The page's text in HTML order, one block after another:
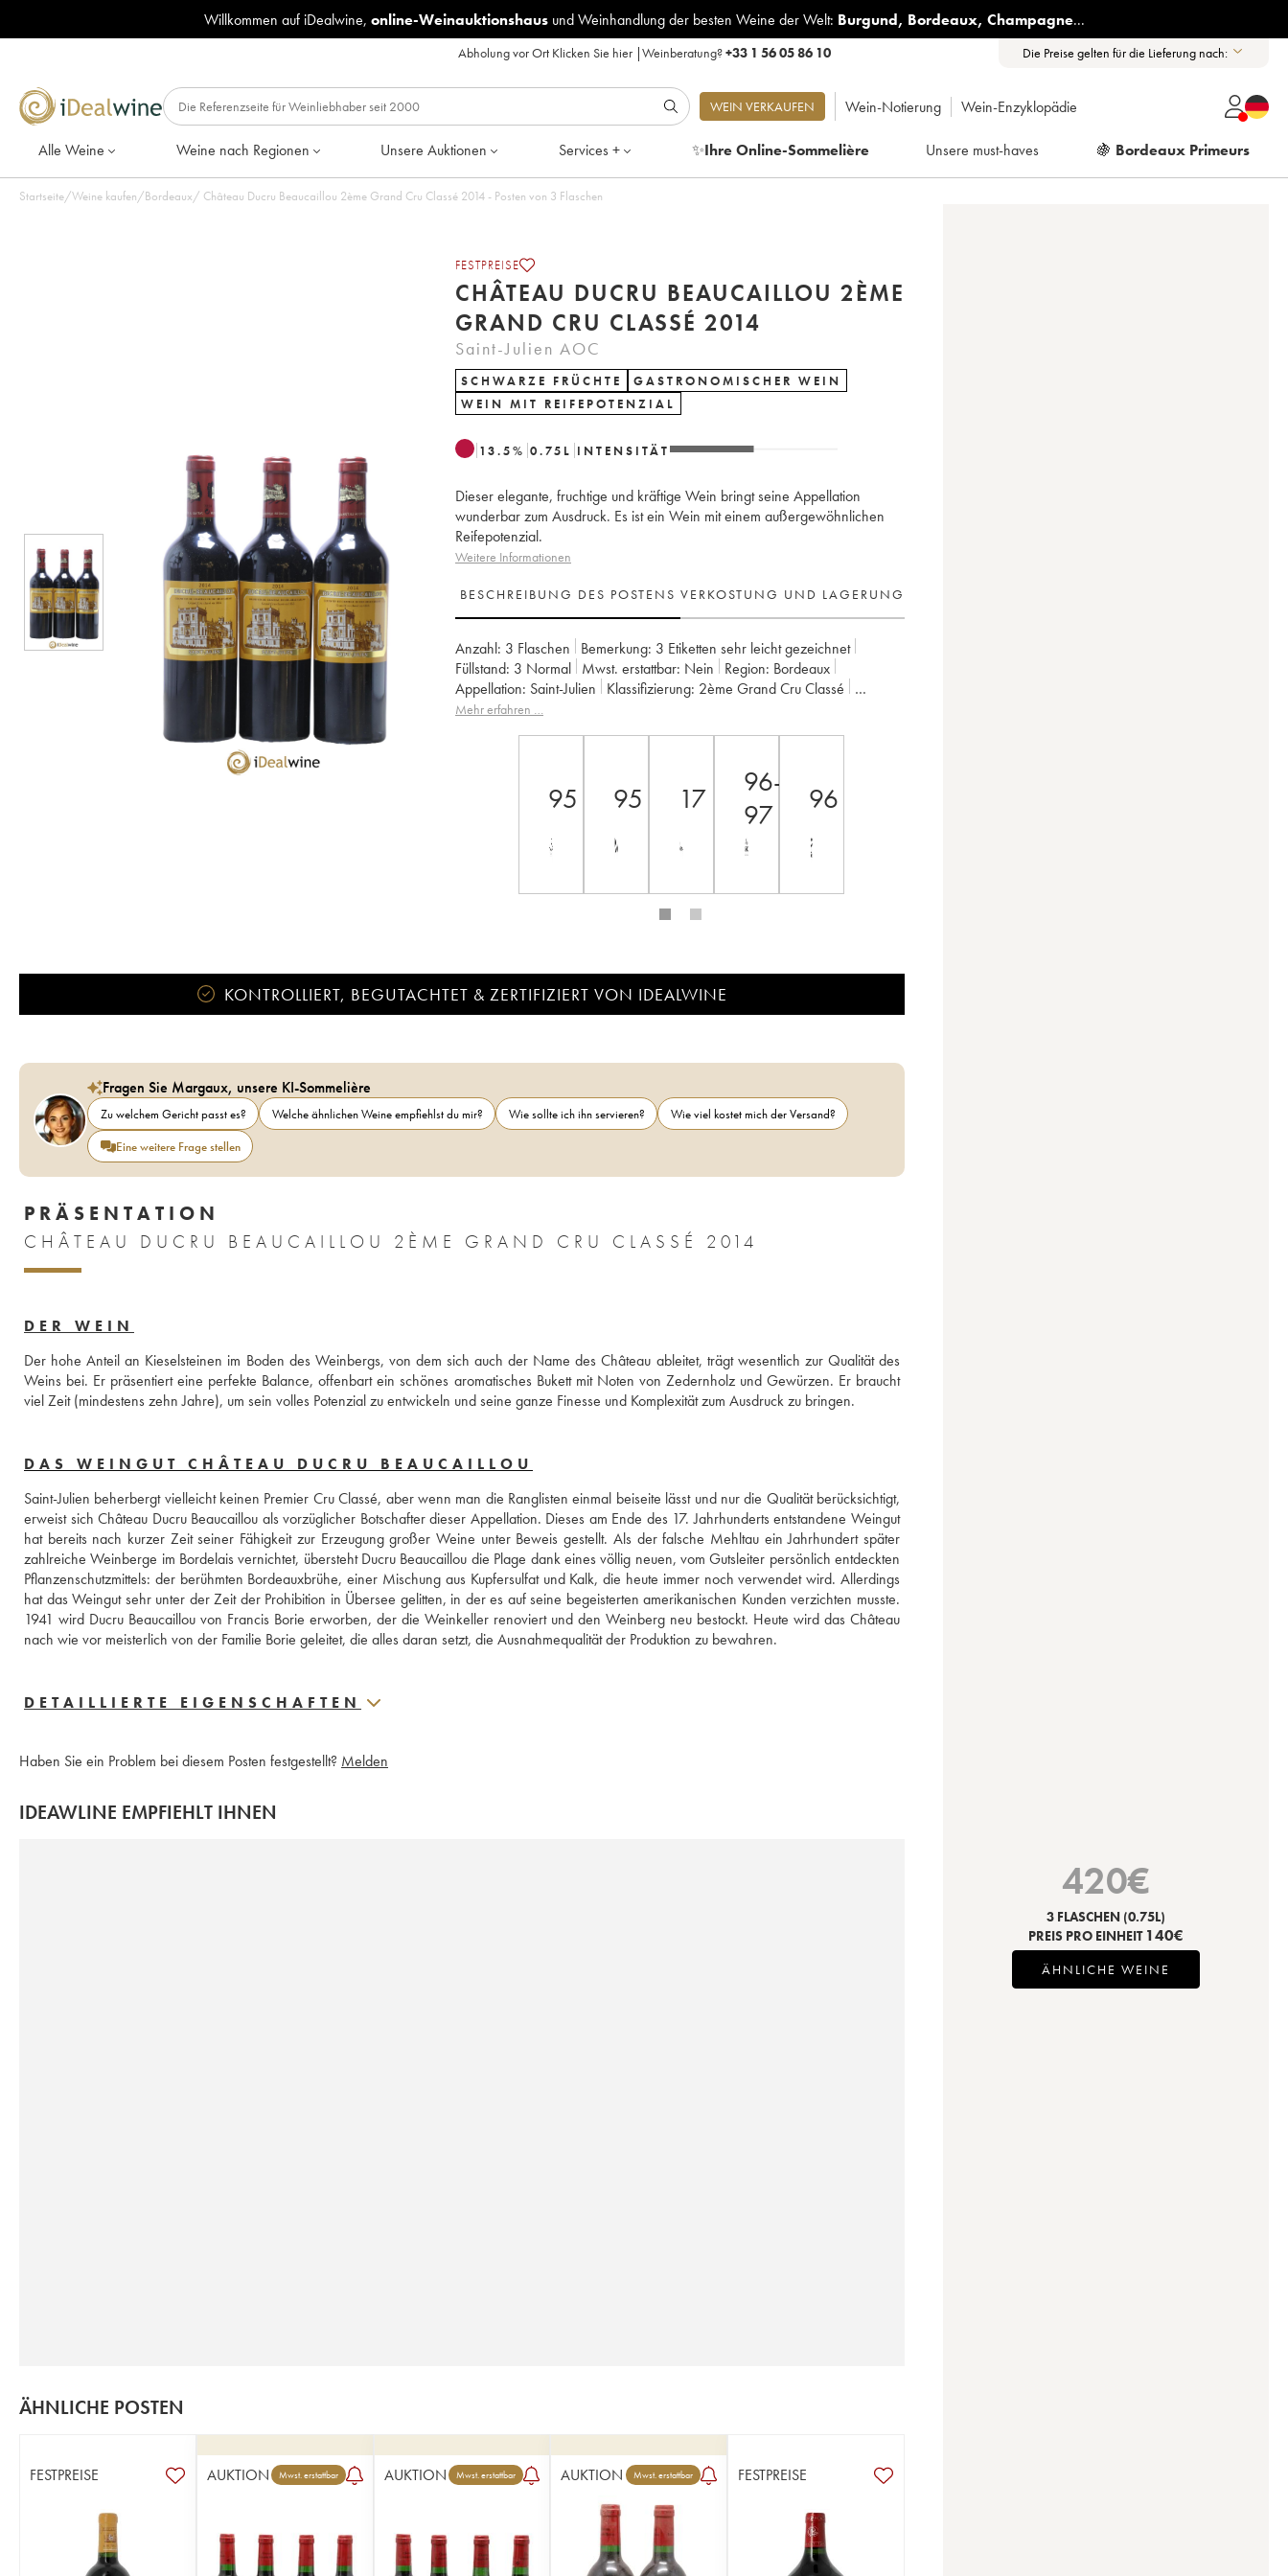
Willkommen auf iDealwine, online-Weinauktionshausund Weinhandlung der besten Weine der Welt: Burgund, Bordeaux, Champagne...
Abholung vor Ort Klicken Sie hier|Weinberatung?+33 1 56 05 86 10 Die Preise gelten für die Lieferung nach:
WEIN VERKAUFEN Wein-Notierung Wein-Enzyklopädie
Alle Weine Weine nach Regionen Unsere Auktionen Services + ✨Ihre Online-Sommelière Unsere must-haves 🍇 Bordeaux Primeurs
Startseite/Weine kaufen/Bordeaux/ Château Ducru Beaucaillou 2ème Grand Cru Classé 2014 - Posten von 3 Flaschen
FESTPREISE
CHÂTEAU DUCRU BEAUCAILLOU 2ÈME
GRAND CRU CLASSÉ 2014
Saint-Julien AOC
SCHWARZE FRÜCHTE
GASTRONOMISCHER WEIN
WEIN MIT REIFEPOTENZIAL
13.5% 0.75 L INTENSITÄT
Dieser elegante, fruchtige und kräftige Wein bringt seine Appellation
wunderbar zum Ausdruck. Es ist ein Wein mit einem außergewöhnlichen
Reifepotenzial.
Weitere Informationen
BESCHREIBUNG DES POSTENS VERKOSTUNG UND LAGERUNG
Anzahl: 3 Flaschen Bemerkung: 3 Etiketten sehr leicht gezeichnet
Füllstand: 3 Normal Mwst. erstattbar: nein Region:
Bordeaux
Appellation:
Saint-Julien Klassifizierung:
2ème Grand Cru Classé
Eigentümer:
Famille Borie
Mehr erfahren …
95 95 17
96-
97
96
KONTROLLIERT, BEGUTACHTET & ZERTIFIZIERT VON IDEALWINE
Fragen Sie Margaux, unsere KI-Sommelière
Zu welchem Gericht passt es? Welche ähnlichen Weine empfiehlst du mir? Wie sollte ich ihn servieren?
Wie viel kostet mich der Versand?
Eine weitere Frage stellen
PRÄSENTATION
CHÂTEAU DUCRU BEAUCAILLOU 2ÈME GRAND CRU CLASSÉ 2014
DER WEIN
Der hohe Anteil an Kieselsteinen im Boden des Weinbergs, von dem sich auch der Name des Château ableitet, trägt wesentlich zur Qualität des
Weins bei. Er präsentiert eine perfekte Balance, offenbart ein schönes aromatisches Bukett mit Noten von Zedernholz und Gewürzen. Er braucht
viel Zeit (mindestens zehn Jahre), um sein volles Potenzial zu entwickeln und seine ganze Finesse und Komplexität zum Ausdruck zu bringen.
DAS WEINGUT CHÂTEAU DUCRU BEAUCAILLOU
Saint-Julien beherbergt vielleicht keinen Premier Cru Classé, aber wenn man die Ranglisten einmal beiseite lässt und nur die Qualität berücksichtigt,
erweist sich Château Ducru Beaucaillou als vorzüglicher Botschafter dieser Appellation. Dieses am Ende des 17. Jahrhunderts entstandene Weingut
hat bereits nach kurzer Zeit seiner Fähigkeit zur Erzeugung großer Weine unter Beweis gestellt. Als der falsche Mehltau ein Jahrhundert später
zahlreiche Weinberge im Bordelais vernichtet, übersteht Ducru Beaucaillou die Plage dank eines völlig neuen, vom Gutsleiter persönlich entdeckten
Pflanzenschutzmittels: der berühmten Bordeauxbrühe, einer Mischung aus Kupfersulfat und Kalk, die heute immer noch verwendet wird. Allerdings
hat das Weingut sehr unter der Zeit der Prohibition in Übersee gelitten, in der es auf seine begeisterten amerikanischen Kunden verzichten musste.
1941 wird Ducru Beaucaillou von Francis Borie erworben, der die Weinkeller renoviert und den Weinberg neu bestockt. Heute wird das Château
nach wie vor meisterlich von der Familie Borie geleitet, die alles daran setzt, die Ausnahmequalität der Produktion zu bewahren.
DETAILLIERTE EIGENSCHAFTEN
Haben Sie ein Problem bei diesem Posten festgestellt? Melden
IDEAWLINE EMPFIEHLT IHNEN
ÄHNLICHE POSTEN
FESTPREISE AUKTION Mwst. erstattbar AUKTION Mwst. erstattbar AUKTION Mwst. erstattbar FESTPREISE
420€
3 FLASCHEN (0.75L)
PREIS PRO EINHEIT 140€
ÄHNLICHE WEINE